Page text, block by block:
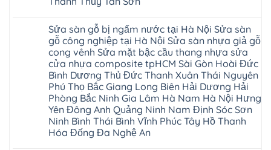
Ninh
Hà
Nội
báo
giá
Dịch
vụ
sửa
chữa
Sửa
sàn
nhựa
giả
gỗ
hèm
khóa
bình
luận
ở
Sửa
chữa
sàn
nhựa
giả
gỗ
tại
Hà
Nội
báo
giá
Sửa sàn gỗ bị ngấm nước tại Hà Nội Sửa sàn
gỗ công nghiệp tại Hà Nội Sửa sàn nhựa giả gỗ
cong vênh Sửa mặt bậc cầu thang nhựa sửa
cửa nhựa composite tpHCM Sài Gòn Hoài Đức
Bình Dương Thủ Đức Thanh Xuân Thái Nguyên
Phú Thọ Bắc Giang Long Biên Hải Dương Hải
Phòng Bắc Ninh Gia Lâm Hà Nam Hà Nội Hưng
Yên Đông Anh Quảng Ninh Nam Định Sóc Sơn
Ninh Bình Thái Bình Vĩnh Phúc Tây Hồ Thanh
Hóa Đống Đa Nghệ An